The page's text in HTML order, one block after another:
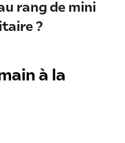
rang de mini
?
à la